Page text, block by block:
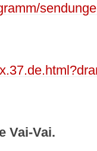
Vai-Vai.